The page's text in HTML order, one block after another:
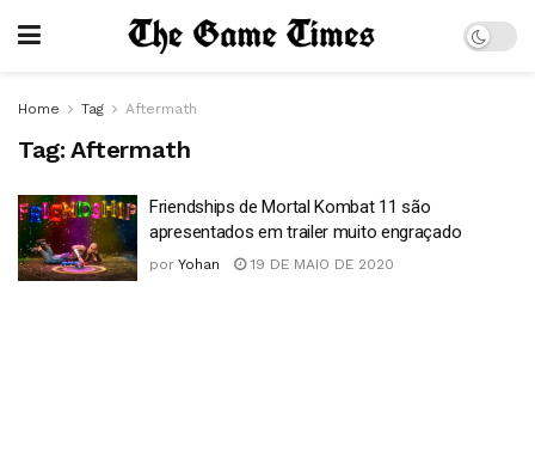
Home Tag Aftermath
Tag: Aftermath
Friendships de Mortal Kombat 11 são
apresentados em trailer muito engraçado
por Yohan 19 DE MAIO DE 2020